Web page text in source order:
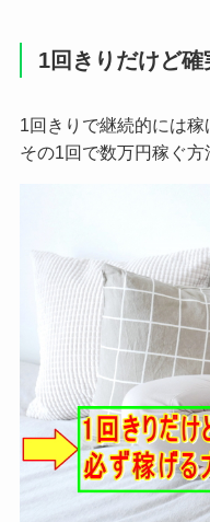
1回きりだけど
1回きりで継続的には稼
その1回で数万円稼ぐ方